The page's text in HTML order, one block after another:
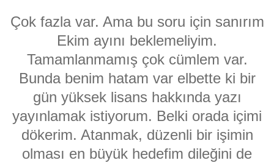
Çok fazla var. Ama bu soru için sanırım
Ekim ayını beklemeliyim.
Tamamlanmamış çok cümlem var.
Bunda benim hatam var elbette ki bir
gün yüksek lisans hakkında yazı
yayınlamak istiyorum. Belki orada içimi
dökerim. Atanmak, düzenli bir işimin
olması en büyük hedefim dileğini de